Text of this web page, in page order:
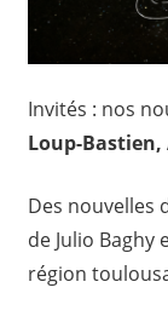
Invités : nos
Loup-Bastien,
Des nouvelles
de Julio Baghy
région